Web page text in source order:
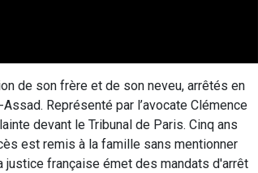
de son frère et de son neveu, arrêtés en
Représenté par l’avocate Clémence
devant le Tribunal de Paris. Cinq ans
est remis à la famille sans mentionner
justice française émet des mandats d'arrêt